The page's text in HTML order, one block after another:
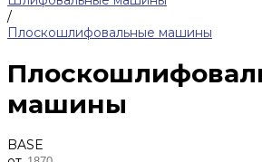
/
Плоскошлифовальные машины
машины
BASE